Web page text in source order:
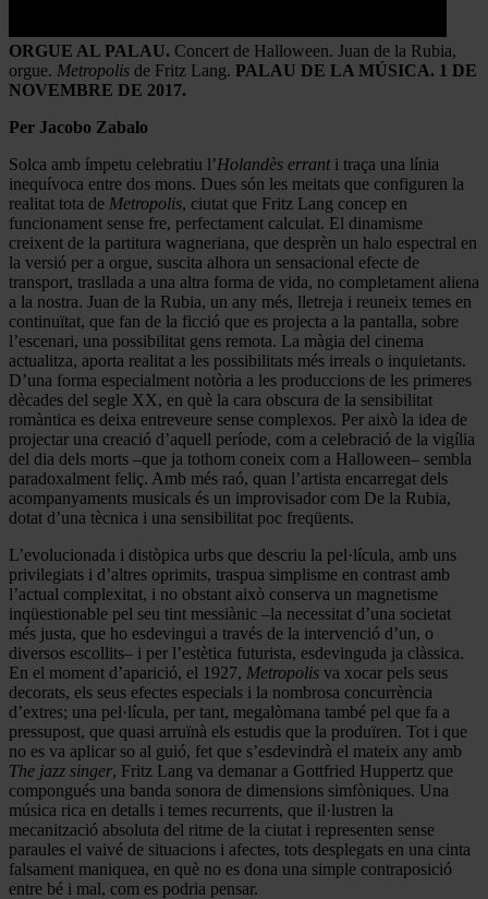
ORGUE AL PALAU. Concert de Halloween. Juan de la Rubia,
orgue. Metropolis de Fritz Lang. PALAU DE LA MÚSICA. 1 DE
NOVEMBRE DE 2017.
Per Jacobo Zabalo
Solca amb ímpetu celebratiu l’Holandès erranti traça una línia
inequívoca entre dos mons. Dues són les meitats que configuren la
realitat tota de Metropolis, ciutat que Fritz Lang concep en
funcionament sense fre, perfectament calculat. El dinamisme
creixent de la partitura wagneriana, que desprèn un halo espectral en
la versió per a orgue, suscita alhora un sensacional efecte de
transport, trasllada a una altra forma de vida, no completament aliena
a la nostra. Juan de la Rubia, un any més, lletreja i reuneix temes en
continuïtat, que fan de la ficció que es projecta a la pantalla, sobre
l’escenari, una possibilitat gens remota. La màgia del cinema
actualitza, aporta realitat a les possibilitats més irreals o inquietants.
D’una forma especialment notòria a les produccions de les primeres
dècades del segle XX, en què la cara obscura de la sensibilitat
romàntica es deixa entreveure sense complexos. Per això la idea de
projectar una creació d’aquell període, com a celebració de la vigília
del dia dels morts –que ja tothom coneix com a Halloween– sembla
paradoxalment feliç. Amb més raó, quan l’artista encarregat dels
acompanyaments musicals és un improvisador com De la Rubia,
dotat d’una tècnica i una sensibilitat poc freqüents.
L’evolucionada i distòpica urbs que descriu la pel·lícula, amb uns
privilegiats i d’altres oprimits, traspua simplisme en contrast amb
l’actual complexitat, i no obstant això conserva un magnetisme
inqüestionable pel seu tint messiànic –la necessitat d’una societat
més justa, que ho esdevingui a través de la intervenció d’un, o
diversos escollits– i per l’estètica futurista, esdevinguda ja clàssica.
En el moment d’aparició, el 1927, Metropolis va xocar pels seus
decorats, els seus efectes especials i la nombrosa concurrència
d’extres; una pel·lícula, per tant, megalòmana també pel que fa a
pressupost, que quasi arruïnà els estudis que la produïren. Tot i que
no es va aplicar so al guió, fet que s’esdevindrà el mateix any amb
The jazz singer, Fritz Lang va demanar a Gottfried Huppertz que
compongués una banda sonora de dimensions simfòniques. Una
música rica en detalls i temes recurrents, que il·lustren la
mecanització absoluta del ritme de la ciutat i representen sense
paraules el vaivé de situacions i afectes, tots desplegats en una cinta
falsament maniquea, en què no es dona una simple contraposició
entre bé i mal, com es podria pensar.